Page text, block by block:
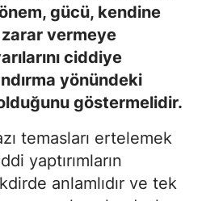
gücü, kendine
vermeye
ciddiye
yönündeki
göstermelidir.
temasları ertelemek
yaptırımların
anlamlıdır ve tek